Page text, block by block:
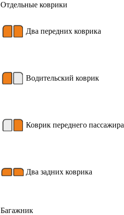
Отдельные коврики
Два передних коврика
Водительский коврик
Коврик переднего пассажира
Два задних коврика
Багажник